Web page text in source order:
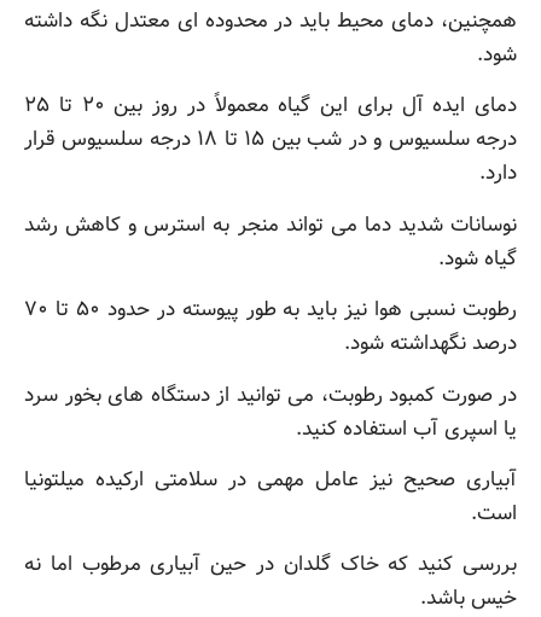
همچنین، دمای محیط باید در محدوده ای معتدل نگه داشته
شود.
دمای ایده آل برای این گیاه معمولاً در روز بین ۲۰ تا ۲۵
درجه سلسیوس و در شب بین ۱۵ تا ۱۸ درجه سلسیوس قرار
دارد.
نوسانات شدید دما می تواند منجر به استرس و کاهش رشد
گیاه شود.
رطوبت نسبی هوا نیز باید به طور پیوسته در حدود ۵۰ تا ۷۰
درصد نگهداشته شود.
در صورت کمبود رطوبت، می توانید از دستگاه های بخور سرد
یا اسپری آب استفاده کنید.
آبیاری صحیح نیز عامل مهمی در سلامتی ارکیده میلتونیا
است.
بررسی کنید که خاک گلدان در حین آبیاری مرطوب اما نه
خیس باشد.